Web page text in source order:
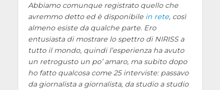
Abbiamo comunque registrato quello che
avremmo detto ed è disponibile in rete, così
almeno esiste da qualche parte. Ero
entusiasta di mostrare lo spettro di NIRISS a
tutto il mondo, quindi l’esperienza ha avuto
un retrogusto un po’ amaro, ma subito dopo
ho fatto qualcosa come 25 interviste: passavo
da giornalista a giornalista, da studio a studio